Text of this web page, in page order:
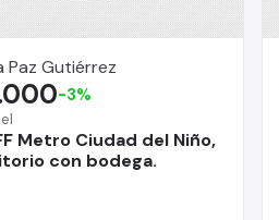
Paz Gutiérrez
Metro Ciudad del Niño,
con bodega.
-3%